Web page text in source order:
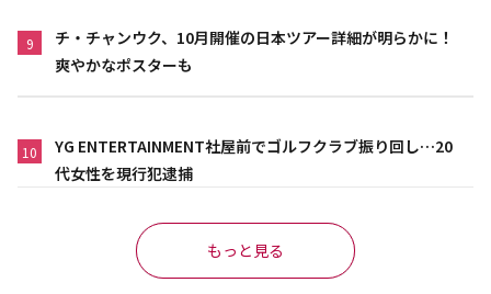
9
チ・チャンウク、10月開催の日本ツアー詳細が明らかに！
爽やかなポスターも
10
YG ENTERTAINMENT社屋前でゴルフクラブ振り回し…20
代女性を現行犯逮捕
もっと見る